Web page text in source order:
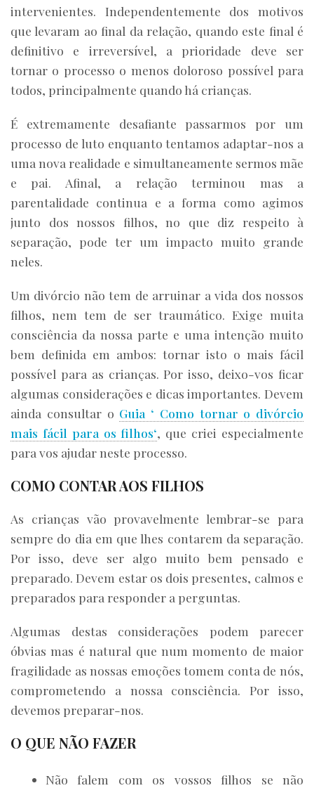
intervenientes. Independentemente dos motivos
que levaram ao final da relação, quando este final é
definitivo e irreversível, a prioridade deve ser
tornar o processo o menos doloroso possível para
todos, principalmente quando há crianças.
É extremamente desafiante passarmos por um
processo de luto enquanto tentamos adaptar-nos a
uma nova realidade e simultaneamente sermos mãe
e pai. Afinal, a relação terminou mas a
parentalidade continua e a forma como agimos
junto dos nossos filhos, no que diz respeito à
separação, pode ter um impacto muito grande
neles.
Um divórcio não tem de arruinar a vida dos nossos
filhos, nem tem de ser traumático. Exige muita
consciência da nossa parte e uma intenção muito
bem definida em ambos: tornar isto o mais fácil
possível para as crianças. Por isso, deixo-vos ficar
algumas considerações e dicas importantes. Devem
ainda consultar o Guia ‘ Como tornar o divórcio
mais fácil para os filhos‘, que criei especialmente
para vos ajudar neste processo.
COMO CONTAR AOS FILHOS
As crianças vão provavelmente lembrar-se para
sempre do dia em que lhes contarem da separação.
Por isso, deve ser algo muito bem pensado e
preparado. Devem estar os dois presentes, calmos e
preparados para responder a perguntas.
Algumas destas considerações podem parecer
óbvias mas é natural que num momento de maior
fragilidade as nossas emoções tomem conta de nós,
comprometendo a nossa consciência. Por isso,
devemos preparar-nos.
O QUE NÃO FAZER
Não falem com os vossos filhos se não